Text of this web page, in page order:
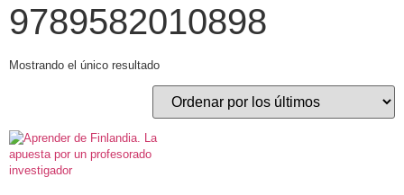
9789582010898
Mostrando el único resultado